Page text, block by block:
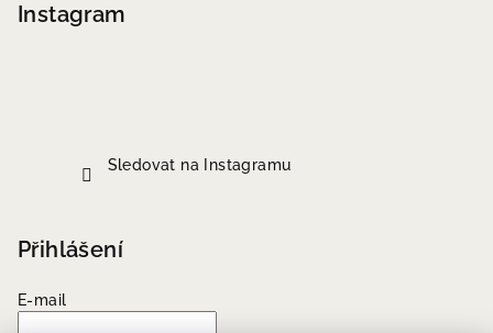
Instagram
Sledovat na Instagramu
Přihlášení
E-mail